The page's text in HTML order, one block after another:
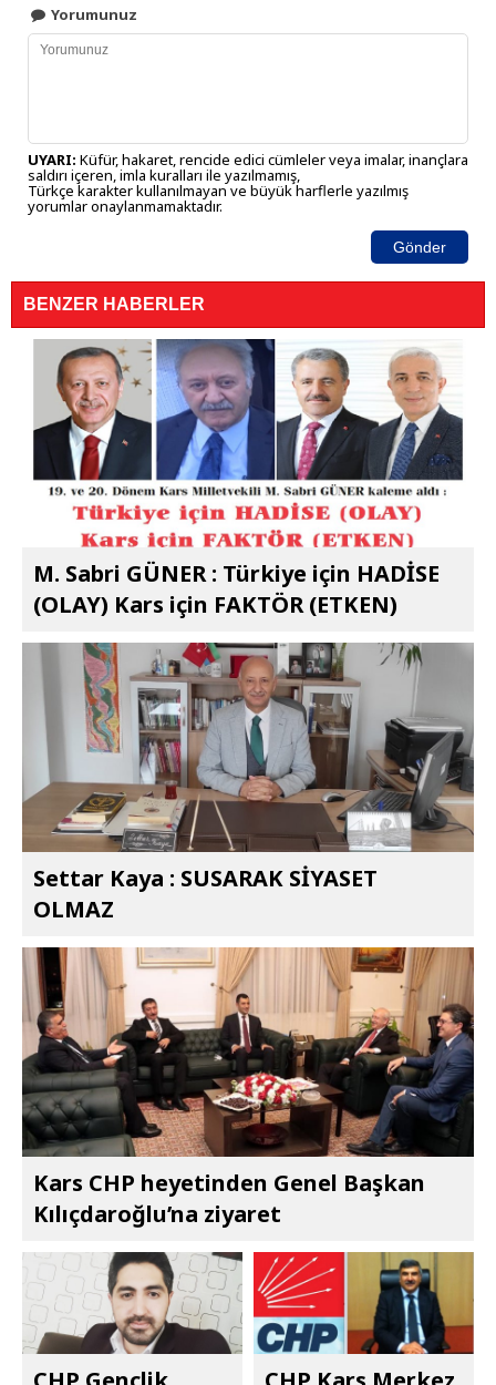
Yorumunuz
UYARI: Küfür, hakaret, rencide edici cümleler veya imalar, inançlara
saldırı içeren, imla kuralları ile yazılmamış,
Türkçe karakter kullanılmayan ve büyük harflerle yazılmış
yorumlar onaylanmamaktadır.
Gönder
BENZER HABERLER
M. Sabri GÜNER : Türkiye için HADİSE
(OLAY) Kars için FAKTÖR (ETKEN)
Settar Kaya : SUSARAK SİYASET
OLMAZ
Kars CHP heyetinden Genel Başkan
Kılıçdaroğlu’na ziyaret